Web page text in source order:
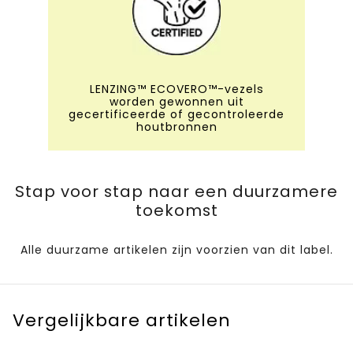
LENZING™ ECOVERO™-vezels
worden gewonnen uit
gecertificeerde of gecontroleerde
houtbronnen
Stap voor stap naar een duurzamere
toekomst
Alle duurzame artikelen zijn voorzien van dit label.
Vergelijkbare artikelen